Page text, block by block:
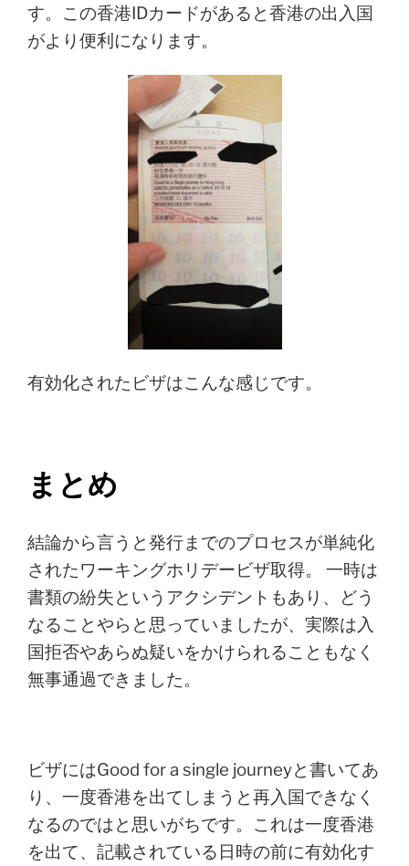
す。この香港IDカードがあると香港の出入国
がより便利になります。
有効化されたビザはこんな感じです。
まとめ
結論から言うと発行までのプロセスが単純化
されたワーキングホリデービザ取得。 一時は
書類の紛失というアクシデントもあり、どう
なることやらと思っていましたが、実際は入
国拒否やあらぬ疑いをかけられることもなく
無事通過できました。
ビザにはGood for a single journeyと書いてあ
り、一度香港を出てしまうと再入国できなく
なるのではと思いがちです。これは一度香港
を出て、記載されている日時の前に有効化す